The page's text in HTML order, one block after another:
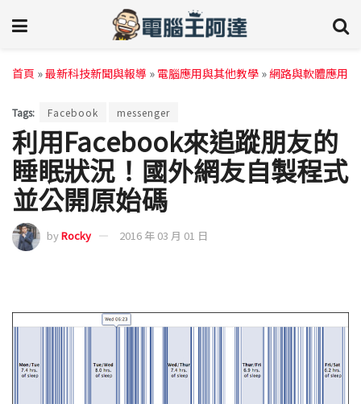
首頁 »最新科技新聞與報導 » 電腦應用與其他教學 »網路與軟體應用
Tags: Facebook messenger
利用Facebook來追蹤朋友的
睡眠狀況！國外網友自製程式
並公開原始碼
byRocky 2016 年 03 月 01 日